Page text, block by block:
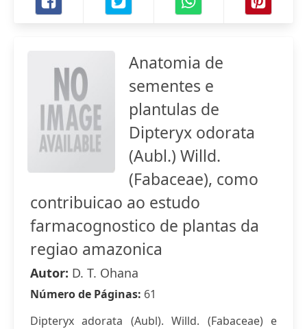
Anatomia de
sementes e
plantulas de
Dipteryx odorata
(Aubl.) Willd.
(Fabaceae), como
contribuicao ao estudo
farmacognostico de plantas da
regiao amazonica
Autor: D. T. Ohana
Número de Páginas: 61
Dipteryx adorata (Aubl). Willd. (Fabaceae) e